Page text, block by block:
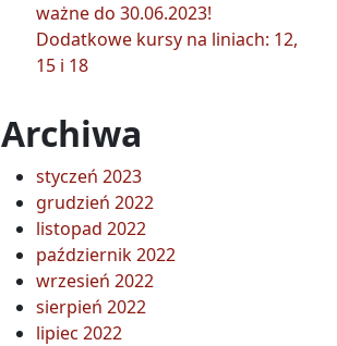
ważne do 30.06.2023!
Dodatkowe kursy na liniach: 12,
15 i 18
Archiwa
styczeń 2023
grudzień 2022
listopad 2022
październik 2022
wrzesień 2022
sierpień 2022
lipiec 2022